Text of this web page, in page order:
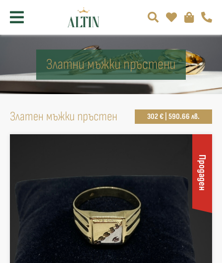
Златни мъжки пръстени
Златен мъжки пръстен 302 € | 590.66 лв.
Продаден